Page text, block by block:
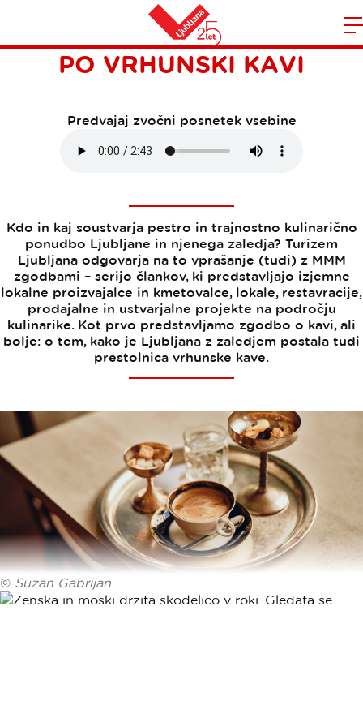
Domov
MMM ZGODBE: KO ZADIŠI
PO VRHUNSKI KAVI
Predvajaj zvočni posnetek vsebine
Kdo in kaj soustvarja pestro in trajnostno kulinarično
ponudbo Ljubljane in njenega zaledja? Turizem
Ljubljana odgovarja na to vprašanje (tudi) z MMM
zgodbami – serijo člankov, ki predstavljajo izjemne
lokalne proizvajalce in kmetovalce, lokale, restavracije,
prodajalne in ustvarjalne projekte na področju
kulinarike. Kot prvo predstavljamo zgodbo o kavi, ali
bolje: o tem, kako je Ljubljana z zaledjem postala tudi
prestolnica vrhunske kave.
© Suzan Gabrijan